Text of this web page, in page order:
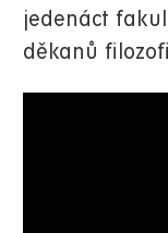
jedenáct
děkanů